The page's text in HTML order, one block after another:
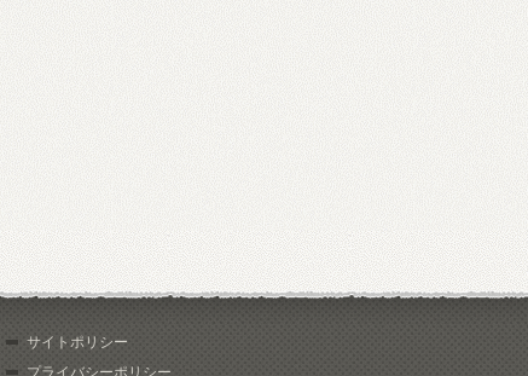
サイトポリシー
プライバシーポリシー